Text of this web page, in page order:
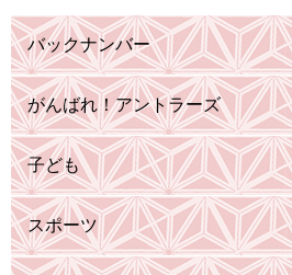
バックナンバー
がんばれ！アントラーズ
子ども
スポーツ